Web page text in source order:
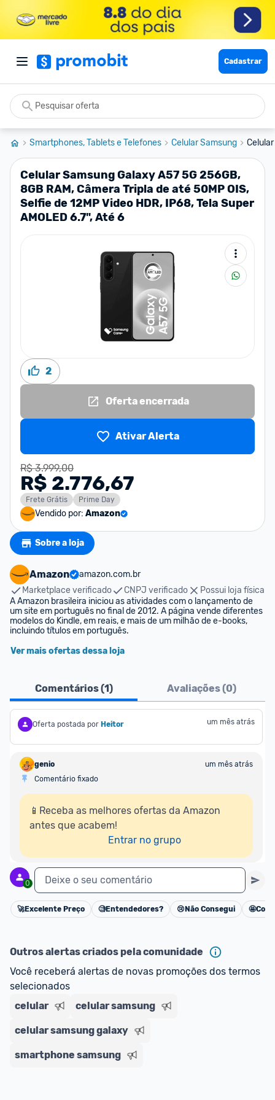
Cadastrar
Smartphones, Tablets e Telefones Celular Samsung
Celular Samsung Galaxy A57 5G 256GB,
8GB RAM, Câmera Tripla de até 50MP OIS,
Selfie de 12MP Video HDR, IP68, Tela Super
AMOLED 6.7", Até 6
2
Oferta encerrada
Ativar Alerta
R$ 3.999,00
R$ 2.776,67
Frete Grátis Prime Day
Vendido por: Amazon
Sobre a loja
Amazon
amazon.com.br
Marketplace verificado
CNPJ verificado
Possui loja física
A Amazon brasileira iniciou as atividades com o lançamento de
um site em português no final de 2012. A página vende diferentes
modelos do Kindle, em reais, e mais de um milhão de e-books,
incluindo títulos em português.
Ver mais ofertas dessa loja
Comentários (1) Avaliações (0)
Oferta postada por Heitor um mês atrás
genio
um mês atrás
Comentário fixado
📱Receba as melhores ofertas da Amazon
antes que acabem!
Entrar no grupo
0 Deixe o seu comentário
Cancelar
🚀Excelente Preço 🧐Entendedores? 😢 Não Consegui 🤩
Outros alertas criados pela comunidade
Você receberá alertas de novas promoções dos termos
selecionados
celular
celular samsung
celular samsung galaxy
smartphone samsung